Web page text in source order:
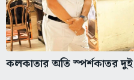
কলকাতার অতি স্পর্শকাতর দুই